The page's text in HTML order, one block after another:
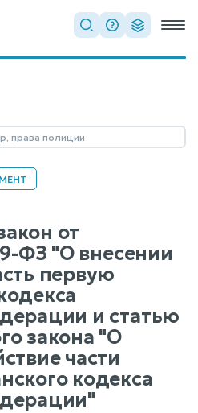
от
ФЗ "О внесении
первую
и статью
закона "О
части
кодекса